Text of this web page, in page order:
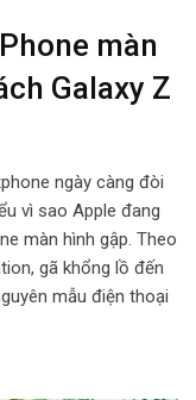
màn
Galaxy Z
ngày càng đòi
vì sao Apple đang
màn hình gập. Theo
gã khổng lồ đến
mẫu điện thoại